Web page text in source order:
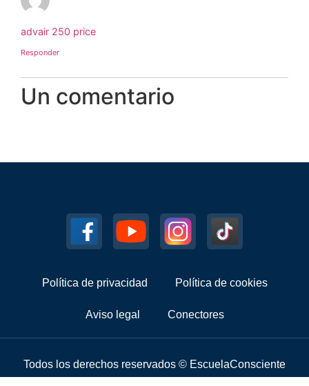
Un comentario
advair 250 price
Responder
Política de privacidad Política de cookies
Aviso legal Conectores
Todos los derechos reservados © EscuelaConsciente